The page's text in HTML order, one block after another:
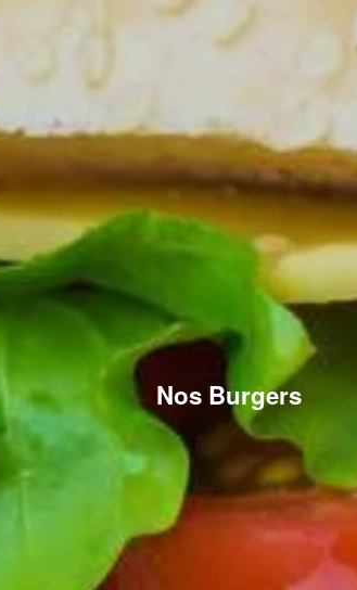
Nos Burgers